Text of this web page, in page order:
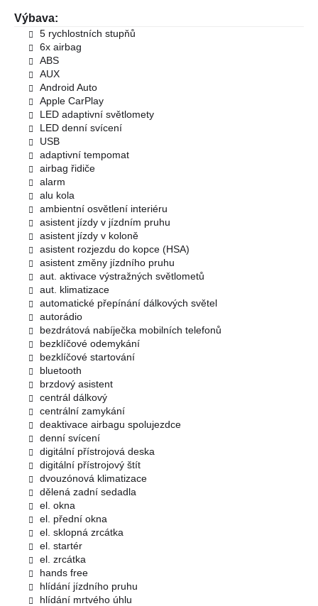
Výbava:
5 rychlostních stupňů
6x airbag
ABS
AUX
Android Auto
Apple CarPlay
LED adaptivní světlomety
LED denní svícení
USB
adaptivní tempomat
airbag řidiče
alarm
alu kola
ambientní osvětlení interiéru
asistent jízdy v jízdním pruhu
asistent jízdy v koloně
asistent rozjezdu do kopce (HSA)
asistent změny jízdního pruhu
aut. aktivace výstražných světlometů
aut. klimatizace
automatické přepínání dálkových světel
autorádio
bezdrátová nabíječka mobilních telefonů
bezklíčové odemykání
bezklíčové startování
bluetooth
brzdový asistent
centrál dálkový
centrální zamykání
deaktivace airbagu spolujezdce
denní svícení
digitální přístrojová deska
digitální přístrojový štít
dvouzónová klimatizace
dělená zadní sedadla
el. okna
el. přední okna
el. sklopná zrcátka
el. startér
el. zrcátka
hands free
hlídání jízdního pruhu
hlídání mrtvého úhlu